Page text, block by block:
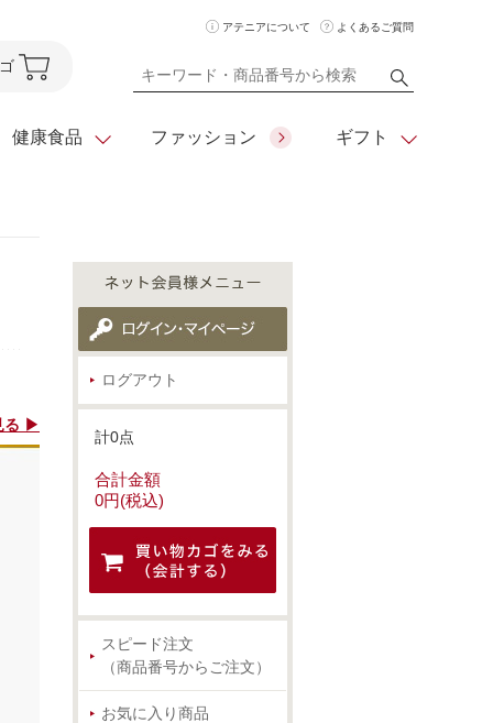
アテニアについて よくあるご質問
クレンジング
化粧水
日やけ止め
全商品一覧
アイメイク
フェイスカラー
お悩みから探す
健康食品
ダイエットシリーズ
ベーシックシリーズ
ファッション ギフト
住所を知らなくても
贈れるeギフト
る ▶
ログアウト
計0点
合計金額
0円(税込)
スピード注文
（商品番号からご注文）
お気に入り商品